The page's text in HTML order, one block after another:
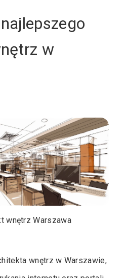
w
wnętrz Warszawa
wnętrz w Warszawie,